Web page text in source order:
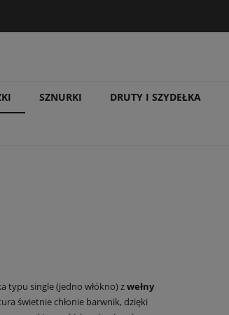
SZNURKI DRUTY I SZYDEŁKA
typu single (jedno włókno) zwełny
świetnie chłonie barwnik, dzięki